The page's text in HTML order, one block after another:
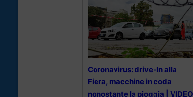
Coronavirus: drive-In alla
Fiera, macchine in coda
nonostante la pioggia | VIDEO